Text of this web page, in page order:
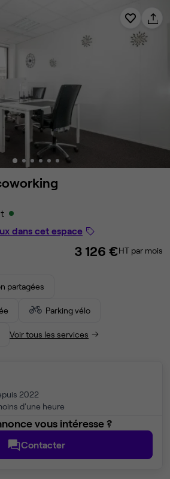
dans cet espace
3 126 €HT par mois
partagées
Parking vélo
Voir tous les services
2022
d'une heure
vous intéresse ?
Contacter